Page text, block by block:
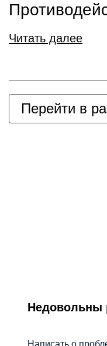
Читать далее
Перейти в
Недовольны
Написать о